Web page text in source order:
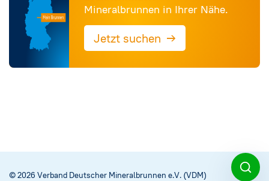
Mineralbrunnen in Ihrer Nähe.
Jetzt suchen →
© 2026 Verband Deutscher Mineralbrunnen e.V. (VDM)